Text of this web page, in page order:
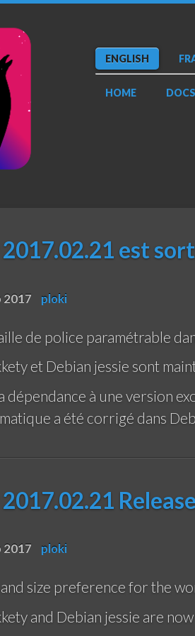
ENGLISH
HOME DOCS
est
2017 ploki
de police paramétrable
et Debian jessie sont
dépendance à une version
a été corrigé dans
2017 ploki
size preference for the
and Debian jessie are